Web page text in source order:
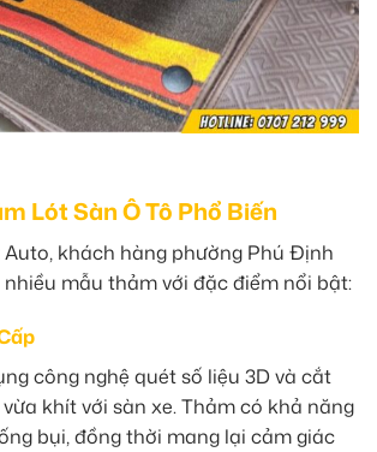
Lót Sàn Ô Tô Phổ Biến
khách hàng phường Phú Định
mẫu thảm với đặc điểm nổi bật:
công nghệ quét số liệu 3D và cắt
khít với sàn xe. Thảm có khả năng
bụi, đồng thời mang lại cảm giác